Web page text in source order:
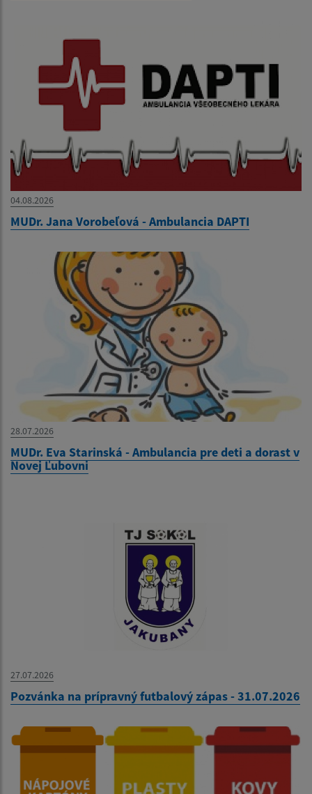
04.08.2026
MUDr. Jana Vorobeľová - Ambulancia DAPTI
28.07.2026
MUDr. Eva Starinská - Ambulancia pre deti a dorast v
Novej Ľubovni
27.07.2026
Pozvánka na prípravný futbalový zápas - 31.07.2026